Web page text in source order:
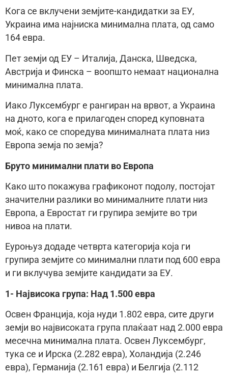
Кога се вклучени земјите-кандидатки за ЕУ,
Украина има најниска минимална плата, од само
164 евра.
Пет земји од ЕУ – Италија, Данска, Шведска,
Австрија и Финска – воопшто немаат национална
минимална плата.
Иако Луксембург е рангиран на врвот, а Украина
на дното, кога е прилагоден според куповната
моќ, како се споредува минималната плата низ
Европа земја по земја?
Бруто минимални плати во Европа
Како што покажува графиконот подолу, постојат
значителни разлики во минималните плати низ
Европа, а Евростат ги групира земјите во три
нивоа на плати.
Еуроњуз додаде четврта категорија која ги
групира земјите со минимални плати под 600 евра
и ги вклучува земјите кандидати за ЕУ.
1- Највисока група: Над 1.500 евра
Освен Франција, која нуди 1.802 евра, сите други
земји во највисоката група плаќаат над 2.000 евра
месечна минимална плата. Освен Луксембург,
тука се и Ирска (2.282 евра), Холандија (2.246
евра), Германија (2.161 евра) и Белгија (2.112